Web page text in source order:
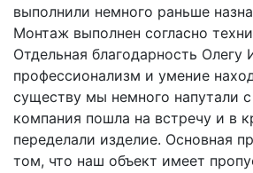
выполнили немного раньше
Монтаж выполнен согласно
Отдельная благодарность Олегу
профессионализм и умение
существу мы немного напутали
компания пошла на встречу и в
переделали изделие. Основная
том, что наш объект имеет